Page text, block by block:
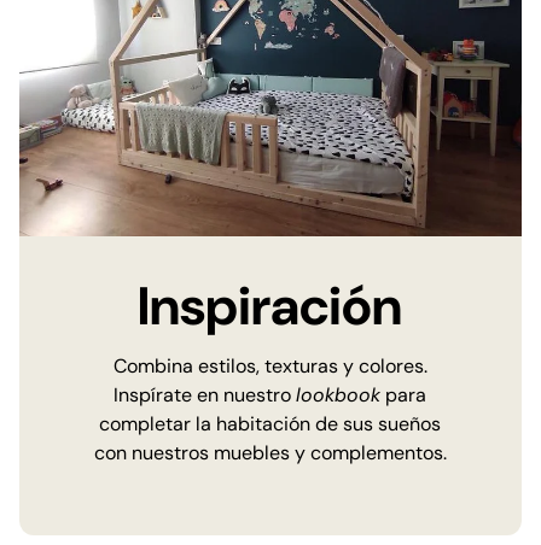
Inspiración
Combina estilos, texturas y colores.
Inspírate en nuestrolookbook para
completar la habitación de sus sueños
con nuestros muebles y complementos.